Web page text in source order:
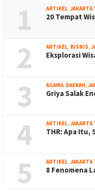
1 ARTIKEL, JAKARTA
20 Tempat
2 ARTIKEL, BISNIS,
Eksplorasi
3 AGAMA, DAERAH,
Griya Salak
4 ARTIKEL, JAKARTA
THR: Apa Itu,
5 ARTIKEL, JAKARTA
8 Fenomena